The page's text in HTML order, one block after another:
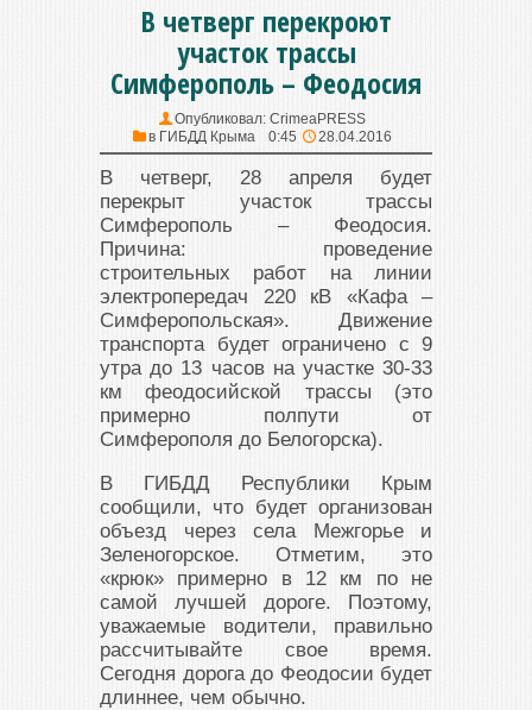
В четверг перекроют
участок трассы
Симферополь – Феодосия
Опубликовал: CrimeaPRESS
в ГИБДД Крыма 0:45 28.04.2016
В четверг, 28 апреля будет
перекрыт участок трассы
Симферополь – Феодосия.
Причина: проведение
строительных работ на линии
электропередач 220 кВ «Кафа –
Симферопольская». Движение
транспорта будет ограничено с 9
утра до 13 часов на участке 30-33
км феодосийской трассы (это
примерно полпути от
Симферополя до Белогорска).
В ГИБДД Республики Крым
сообщили, что будет организован
объезд через села Межгорье и
Зеленогорское. Отметим, это
«крюк» примерно в 12 км по не
самой лучшей дороге. Поэтому,
уважаемые водители, правильно
рассчитывайте свое время.
Сегодня дорога до Феодосии будет
длиннее, чем обычно.